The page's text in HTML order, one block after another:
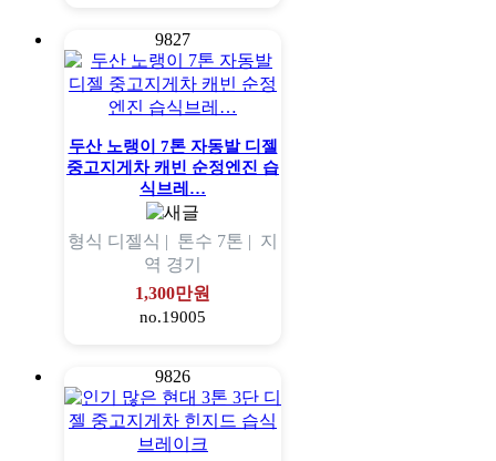
9827
두산 노랭이 7톤 자동발 디젤
중고지게차 캐빈 순정엔진 습
식브레…
형식 디젤식 | 톤수 7톤 | 지
역 경기
1,300만원
no.19005
9826